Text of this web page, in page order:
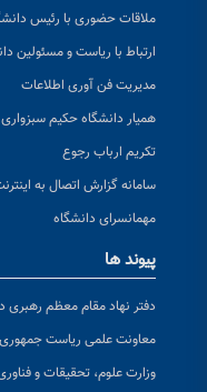
ملاقات حضوری با رئیس
ارتباط با ریاست و مسئولین
مدیریت فن آوری اطلاعات
همیار دانشگاه حکیم سبزواری
تکریم ارباب رجوع
سامانه گزارش اتصال به
مهمانسرای دانشگاه
پیوند ها
دفتر نهاد مقام معظم رهبری
معاونت علمی ریاست جمهوری
وزارت علوم، تحقیقات و